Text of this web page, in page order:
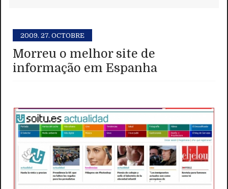
2009. 27. OCTOBRE
Morreu o melhor site de
informação em Espanha